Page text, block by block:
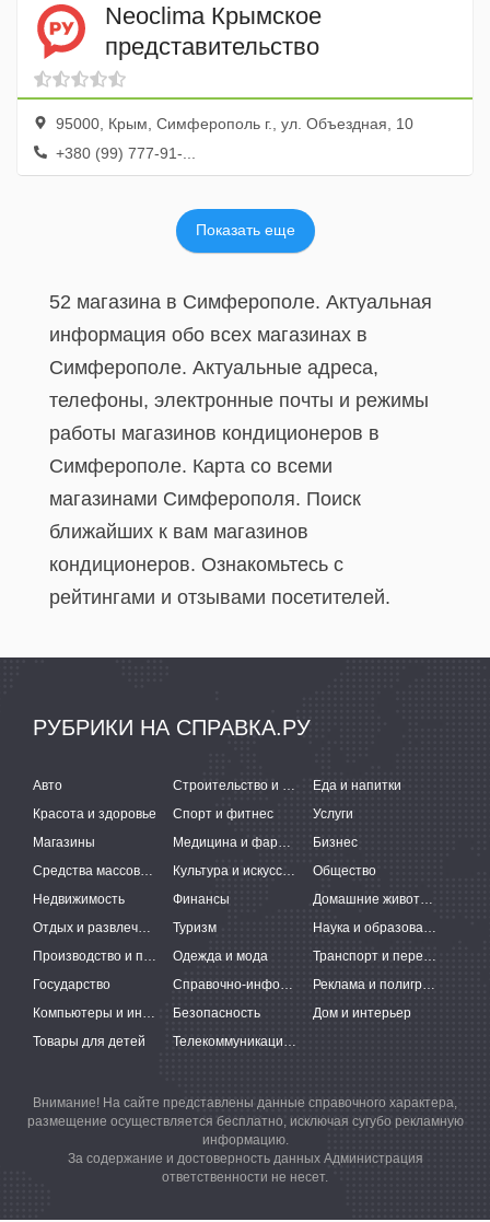
Neoclima Крымское
представительство
95000, Крым, Симферополь г., ул. Объездная, 10
+380 (99) 777-91-...
Показать еще
52 магазина в Симферополе. Актуальная
информация обо всех магазинах в
Симферополе. Актуальные адреса,
телефоны, электронные почты и режимы
работы магазинов кондиционеров в
Симферополе. Карта со всеми
магазинами Симферополя. Поиск
ближайших к вам магазинов
кондиционеров. Ознакомьтесь с
рейтингами и отзывами посетителей.
РУБРИКИ НА СПРАВКА.РУ
Авто Строительство и ремонт
Еда и напитки
Красота и здоровье
Спорт и фитнес
Услуги
Магазины
Медицина и фармацевтика
Бизнес
Средства массовой информации
Культура и искусство
Общество
Недвижимость
Финансы
Домашние животные
Отдых и развлечения
Туризм
Наука и образование
Производство и поставки
Одежда и мода
Транспорт и перевозки
Государство
Справочно-информационные системы
Реклама и полиграфия
Компьютеры и интернет
Безопасность
Дом и интерьер
Товары для детей
Телекоммуникации и связь
Внимание! На сайте представлены данные справочного характера,
размещение осуществляется бесплатно, исключая сугубо рекламную
информацию.
За содержание и достоверность данных Администрация
ответственности не несет.